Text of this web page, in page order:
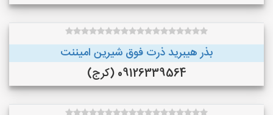
بذر هیبرید ذرت فوق شیرین امیننت
09126339564 (کرج)